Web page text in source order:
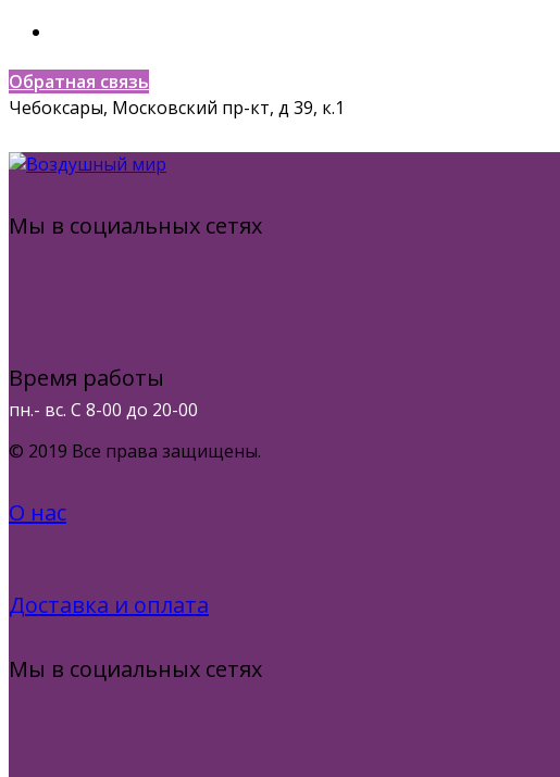
Обратная связь
Чебоксары, Московский пр-кт, д 39, к.1
Мы в социальных сетях
Время работы
пн.- вс. С 8-00 до 20-00
© 2019 Все права защищены.
О нас
Доставка и оплата
Мы в социальных сетях